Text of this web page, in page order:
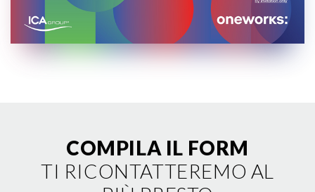
COMPILA IL FORM
TI RICONTATTEREMO AL